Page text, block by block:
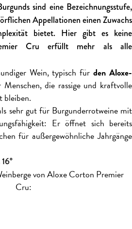
sind eine Bezeichnungsstufe,
Appellationen einen Zuwachs
bietet. Hier gibt es keine
Cru erfüllt mehr als alle
Wein, typisch fürden Aloxe-
die rassige und kraftvolle
bleiben.
sehr gut für Burgunderrotweine mit
Er öffnet sich bereits
für außergewöhnliche Jahrgänge
von Aloxe Corton Premier
Cru: